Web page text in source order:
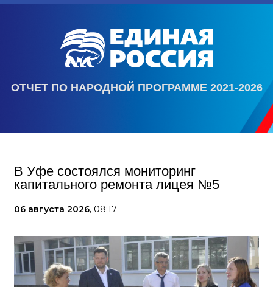
ОТЧЕТ ПО НАРОДНОЙ ПРОГРАММЕ 2021-2026
В Уфе состоялся мониторинг
капитального ремонта лицея №5
06 августа 2026, 08:17